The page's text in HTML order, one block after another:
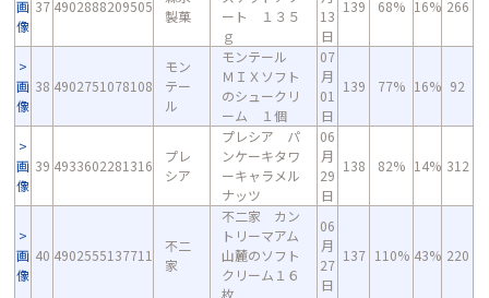
画
像
37 4902888209505
製菓
ート １３５
ｇ
13
日
139 68% 16% 266
画
像
38 4902751078108
モン
テー
ル
モンテール
ＭＩＸソフト
のシュークリ
ーム １個
07
月
01
日
139 77% 16% 92
画
像
39 4933602281316
プレ
シア
プレシア パ
ンケーキタワ
ーキャラメル
ナッツ
06
月
29
日
138 82% 14% 312
画
像
40 4902555137711
不二
家
不二家 カン
トリーマアム
山麓のソフト
クリーム１６
枚
06
月
27
日
137 110% 43% 220